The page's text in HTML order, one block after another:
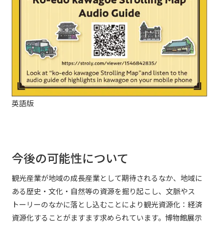
英語版
今後の可能性について
観光産業が地域の成長産業として期待されるなか、地域に
ある歴史・文化・自然等の資源を掘り起こし、文脈やス
トーリーのなかに落とし込むことにより観光資源化：経済
資源化することがますます求められています。博物館展示